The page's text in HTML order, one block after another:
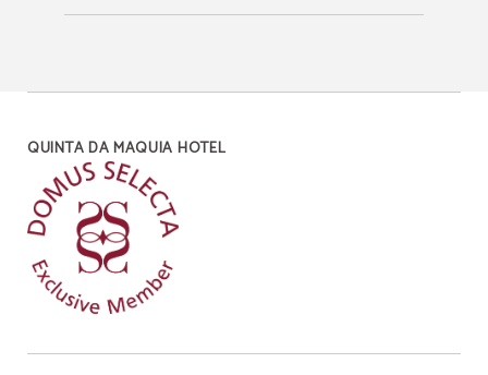
QUINTA DA MAQUIA HOTEL